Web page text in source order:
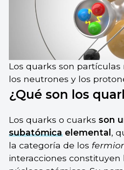
Los quarks son
los neutrones y los
¿Qué son los
Los quarks o cuarks son
subatómicaelemental ,
la categoría de los
interacciones